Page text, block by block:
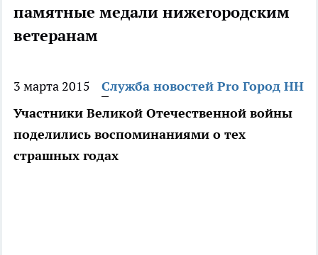
памятные медали нижегородским
ветеранам
3 марта 2015
Служба новостей Pro Город НН
Участники Великой Отечественной войны
поделились воспоминаниями о тех
страшных годах